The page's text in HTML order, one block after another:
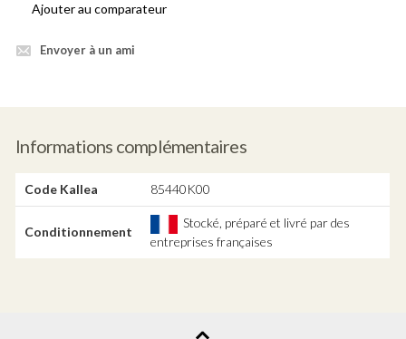
Ajouter au comparateur
Envoyer à un ami
Informations complémentaires
Code Kallea 85440K00
Conditionnement
Stocké, préparé et livré par des
entreprises françaises